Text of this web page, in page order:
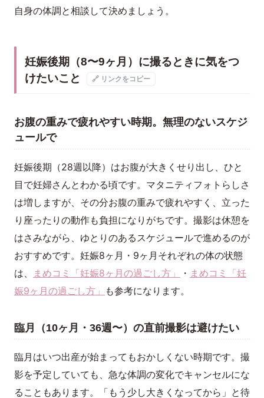
自身の体調と相談して決めましょう。
妊娠後期（8〜9ヶ月）に撮るときに気をつ
けたいこと
🔗 リンクをコピー
お腹の重みで疲れやすい時期。無理のないスケジ
ュールで
妊娠後期（28週以降）はお腹が大きくせり出し、ひと
目で妊婦さんとわかる頃です。マタニティフォトらしさ
は増しますが、その分お腹の重みで疲れやすく、立った
り座ったりの動作も負担になりがちです。撮影は休憩を
はさみながら、ゆとりのあるスケジュールで進めるのが
おすすめです。妊娠8ヶ月・9ヶ月それぞれの体の状態
は、
まめコミ「妊娠8ヶ月の過ごし方」 ・ まめコミ「妊
娠9ヶ月の過ごし方」 も参考になります。
臨月（10ヶ月・36週〜）の直前撮影は避けたい
臨月はいつ出産が始まってもおかしくない時期です。撮
影を予定していても、急な体調の変化でキャンセルにな
ることもあります。「もう少し大きくなってから」と待